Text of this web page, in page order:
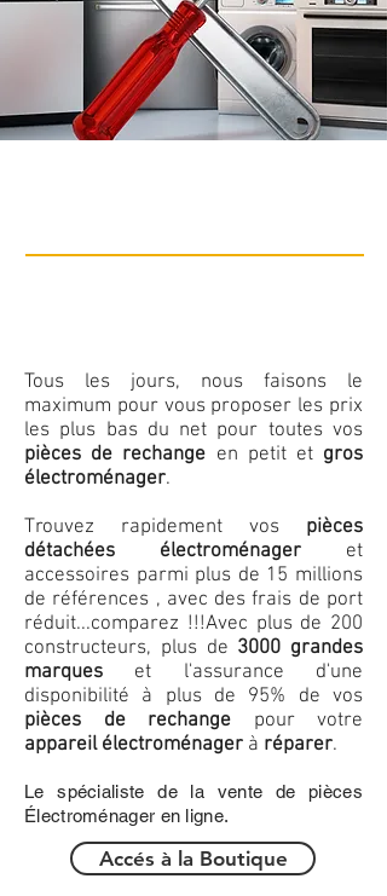
Tous les jours, nous faisons le
maximum pour vous proposer les prix
les plus bas du net pour toutes vos
pièces de rechange en petit et gros
électroménager.
Trouvez rapidement vos pièces
détachées électroménager et
accessoires parmi plus de 15 millions
de références , avec des frais de port
réduit...comparez !!!Avec plus de 200
constructeurs, plus de 3000 grandes
marques et l'assurance d'une
disponibilité à plus de 95% de vos
pièces de rechange pour votre
appareil électroménager à réparer.
Le spécialiste de la vente de pièces
Électroménager en ligne.
Accés à la Boutique